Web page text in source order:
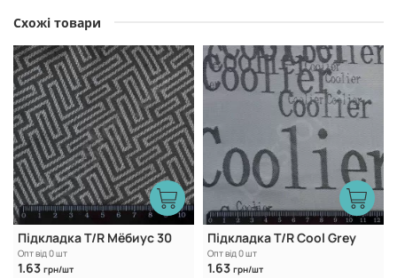
Схожі товари
Підкладка T/R Мёбиус 30
Опт від 0 шт
1.63 грн/шт
Підкладка T/R Cool Grey
Опт від 0 шт
1.63 грн/шт